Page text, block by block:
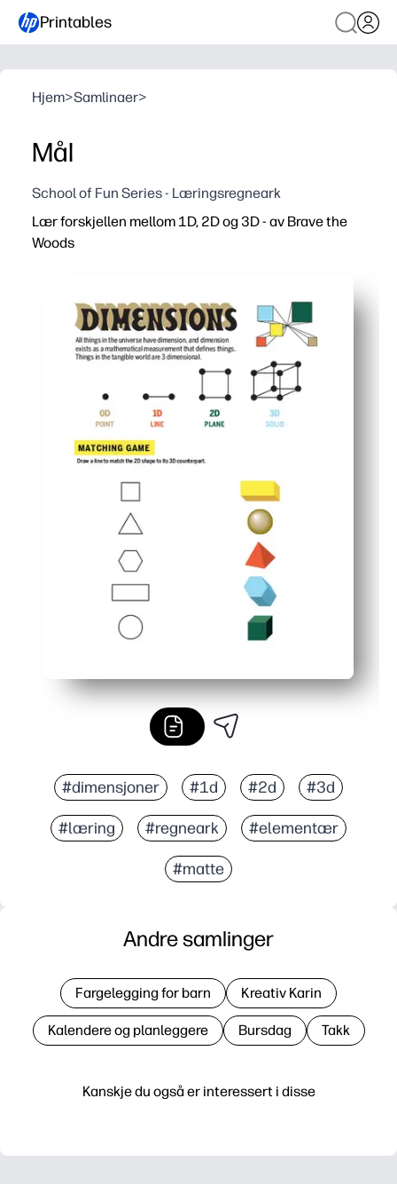
Printables
Hjem>Samlinaer>
Mål
School of Fun Series - Læringsregneark
Lær forskjellen mellom 1D, 2D og 3D - av Brave the
Woods
#dimensjoner #1d #2d #3d
#læring #regneark #elementær
#matte
Kanskje du også er interessert i disse
Andre samlinger
Fargelegging for barn Kreativ Karin
Kalendere og planleggere Bursdag Takk